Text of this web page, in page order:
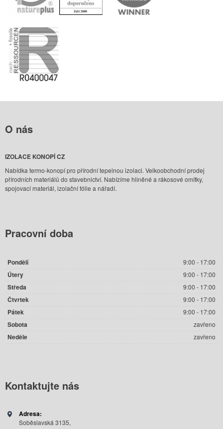
O nás
IZOLACE KONOPÍ CZ
Nabídka termo-konopí pro přírodní tepelnou izolaci. Velkoobchodní prodej
přírodních materiálů do stavebnictví. Nabízíme hliněné a rákosové omítky,
spojovací materiál, izolační fólie a nářadí.
Pracovní doba
Pondělí 9:00 - 17:00
Útery 9:00 - 17:00
Středa 9:00 - 17:00
Čtvrtek 9:00 - 17:00
Pátek 9:00 - 17:00
Sobota zavřeno
Neděle zavřeno
Kontaktujte nás
Adresa:
Soběslavská 3135,